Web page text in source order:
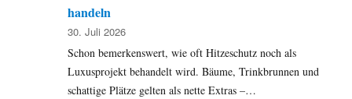
handeln
30. Juli 2026
Schon bemerkenswert, wie oft Hitzeschutz noch als
Luxusprojekt behandelt wird. Bäume, Trinkbrunnen und
schattige Plätze gelten als nette Extras –…